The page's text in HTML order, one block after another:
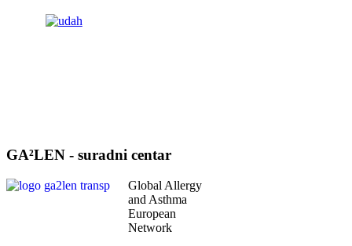
GA²LEN - suradni centar
Global Allergy
and Asthma
European
Network